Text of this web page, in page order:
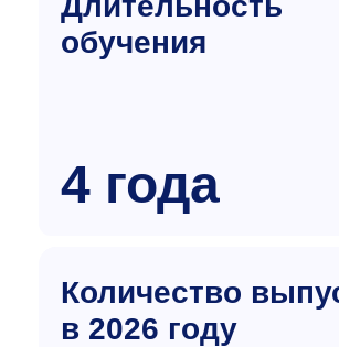
обучения
4 года
Количество
в 2026 году